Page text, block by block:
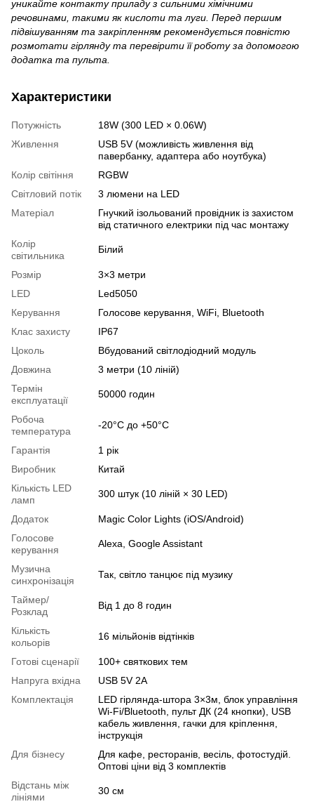
уникайте контакту приладу з сильними хімічними
речовинами, такими як кислоти та луги. Перед першим
підвішуванням та закріпленням рекомендується повністю
розмотати гірлянду та перевірити її роботу за допомогою
додатка та пульта.
Характеристики
Потужність
18W (300 LED × 0.06W)
Живлення
USB 5V (можливість живлення від
павербанку, адаптера або ноутбука)
Колір світіння
RGBW
Світловий потік
3 люмени на LED
Матеріал
Гнучкий ізольований провідник із захистом
від статичного електрики під час монтажу
Колір
світильника
Білий
Розмір
3×3 метри
LED
Led5050
Керування
Голосове керування, WiFi, Bluetooth
Клас захисту
IP67
Цоколь
Вбудований світлодіодний модуль
Довжина
3 метри (10 ліній)
Термін
експлуатації
50000 годин
Робоча
температура
-20°C до +50°C
Гарантія
1 рік
Виробник
Китай
Кількість LED
ламп
300 штук (10 ліній × 30 LED)
Додаток
Magic Color Lights (iOS/Android)
Голосове
керування
Alexa, Google Assistant
Музична
синхронізація
Так, світло танцює під музику
Таймер/
Розклад
Від 1 до 8 годин
Кількість
кольорів
16 мільйонів відтінків
Готові сценарії
100+ святкових тем
Напруга вхідна
USB 5V 2A
Комплектація
LED гірлянда-штора 3×3м, блок управління
Wi-Fi/Bluetooth, пульт ДК (24 кнопки), USB
кабель живлення, гачки для кріплення,
інструкція
Для бізнесу
Для кафе, ресторанів, весіль, фотостудій.
Оптові ціни від 3 комплектів
Відстань між
лініями
30 см